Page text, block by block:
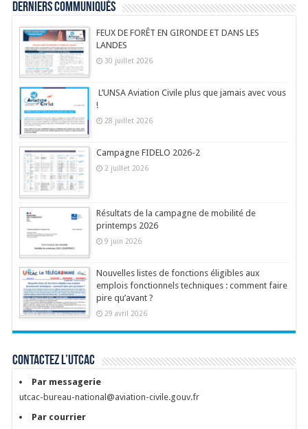
Derniers communiqués
FEUX DE FORÊT EN GIRONDE ET DANS LES
LANDES
30 juillet 2026
L’UNSA Aviation Civile plus que jamais avec vous
!
28 juillet 2026
Campagne FIDELO 2026-2
2 juillet 2026
Résultats de la campagne de mobilité de
printemps 2026
9 juin 2026
Nouvelles listes de fonctions éligibles aux
emplois fonctionnels techniques : comment faire
pire qu’avant ?
29 avril 2026
Contactez l’UTCAC
Par messagerie
utcac-bureau-national@aviation-civile.gouv.fr
Par courrier